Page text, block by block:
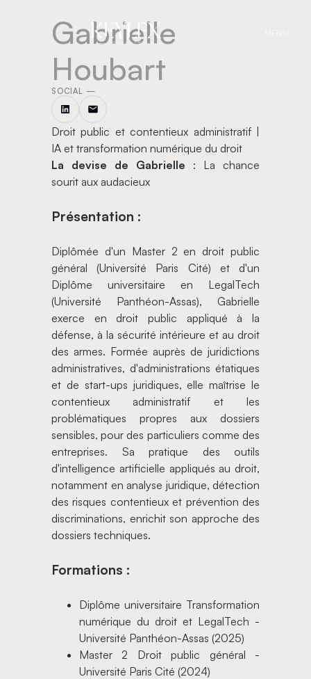
Gabrielle
Houbart
SOCIAL —
Droit public et contentieux administratif |
IA et transformation numérique du droit
La devise de Gabrielle : La chance
sourit aux audacieux
Présentation :
Diplômée d'un Master 2 en droit public
général (Université Paris Cité) et d'un
Diplôme universitaire en LegalTech
(Université Panthéon-Assas), Gabrielle
exerce en droit public appliqué à la
défense, à la sécurité intérieure et au droit
des armes. Formée auprès de juridictions
administratives, d'administrations étatiques
et de start-ups juridiques, elle maîtrise le
contentieux administratif et les
problématiques propres aux dossiers
sensibles, pour des particuliers comme des
entreprises. Sa pratique des outils
d'intelligence artificielle appliqués au droit,
notamment en analyse juridique, détection
des risques contentieux et prévention des
discriminations, enrichit son approche des
dossiers techniques.
Formations :
Diplôme universitaire Transformation
numérique du droit et LegalTech -
Université Panthéon-Assas (2025)
Master 2 Droit public général -
Université Paris Cité (2024)